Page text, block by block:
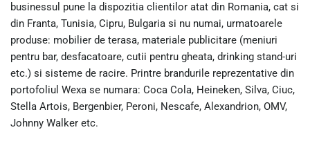
businessul pune la dispozitia clientilor atat din Romania, cat si
din Franta, Tunisia, Cipru, Bulgaria si nu numai, urmatoarele
produse: mobilier de terasa, materiale publicitare (meniuri
pentru bar, desfacatoare, cutii pentru gheata, drinking stand-uri
etc.) si sisteme de racire. Printre brandurile reprezentative din
portofoliul Wexa se numara: Coca Cola, Heineken, Silva, Ciuc,
Stella Artois, Bergenbier, Peroni, Nescafe, Alexandrion, OMV,
Johnny Walker etc.